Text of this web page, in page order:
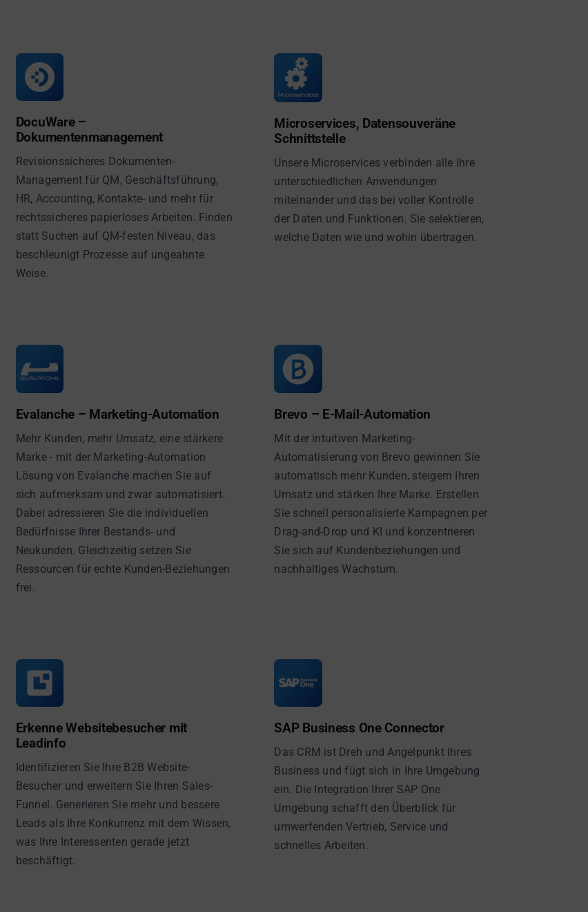
DocuWare –
Dokumentenmanagement
Revisionssicheres Dokumenten-
Management für QM, Geschäftsführung,
HR, Accounting, Kontakte- und mehr für
rechtssicheres papierloses Arbeiten. Finden
statt Suchen auf QM-festen Niveau, das
beschleunigt Prozesse auf ungeahnte
Weise.
Microservices, Datensouveräne
Schnittstelle
Unsere Microservices verbinden alle Ihre
unterschiedlichen Anwendungen
miteinander und das bei voller Kontrolle
der Daten und Funktionen. Sie selektieren,
welche Daten wie und wohin übertragen.
Evalanche – Marketing-Automation
Mehr Kunden, mehr Umsatz, eine stärkere
Marke - mit der Marketing-Automation
Lösung von Evalanche machen Sie auf
sich aufmerksam und zwar automatisiert.
Dabei adressieren Sie die individuellen
Bedürfnisse Ihrer Bestands- und
Neukunden. Gleichzeitig setzen Sie
Ressourcen für echte Kunden-Beziehungen
frei.
Brevo – E-Mail-Automation
Mit der intuitiven Marketing-
Automatisierung von Brevo gewinnen Sie
automatisch mehr Kunden, steigern Ihren
Umsatz und stärken Ihre Marke. Erstellen
Sie schnell personalisierte Kampagnen per
Drag-and-Drop und KI und konzentrieren
Sie sich auf Kundenbeziehungen und
nachhaltiges Wachstum.
Erkenne Websitebesucher mit
Leadinfo
Identifizieren Sie Ihre B2B Website-
Besucher und erweitern Sie Ihren Sales-
Funnel. Generieren Sie mehr und bessere
Leads als Ihre Konkurrenz mit dem Wissen,
was Ihre Interessenten gerade jetzt
beschäftigt.
SAP Business One Connector
Das CRM ist Dreh und Angelpunkt Ihres
Business und fügt sich in Ihre Umgebung
ein. Die Integration Ihrer SAP One
Umgebung schafft den Überblick für
umwerfenden Vertrieb, Service und
schnelles Arbeiten.